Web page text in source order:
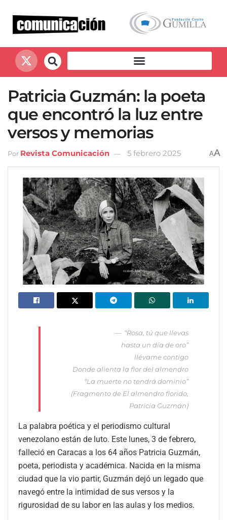
Patricia Guzmán: la poeta
que encontró la luz entre
versos y memorias
Por Revista Comunicación 5 febrero 2025 AA
“Rosa, tú que llevas
hasta un día de oro”
llévame contigo
Donde alienta la flor del almendro
“La muerte no tendrá dominio”
(Fragmento de El almendro florido,
Patricia Guzmán)
La palabra poética y el periodismo cultural
venezolano están de luto. Este lunes, 3 de febrero,
falleció en Caracas a los 64 años Patricia Guzmán,
poeta, periodista y académica. Nacida en la misma
ciudad que la vio partir, Guzmán dejó un legado que
navegó entre la intimidad de sus versos y la
rigurosidad de su labor en las aulas y los medios.